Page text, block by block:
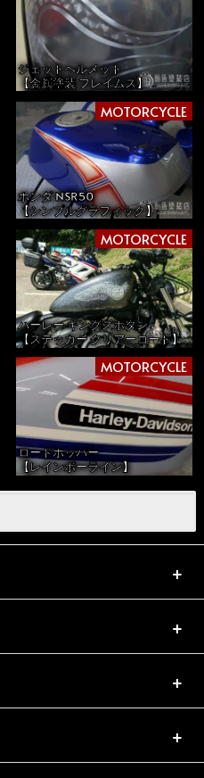
ジェットヘルメット
【金属塗装 フレイムス】
MOTORCYCLE
ホンダ NSR50
【シンプルグラフィック】
MOTORCYCLE
ハーレー キングスポタン
【ステッカー クリアーコート】
MOTORCYCLE
ロードホッパー
【レインボーライン】